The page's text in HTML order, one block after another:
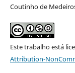
Coutinho de
Este trabalho está
Attribution-